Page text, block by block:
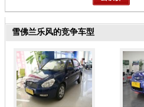
雪佛兰乐风的竞争车型